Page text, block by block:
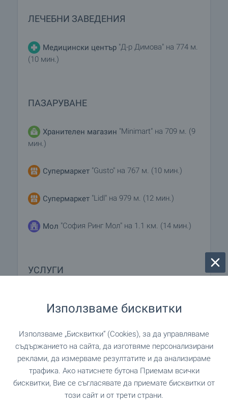
ЛЕЧЕБНИ ЗАВЕДЕНИЯ
Медицински център "Д-р Димова" на 774 м.
(10 мин.)
ПАЗАРУВАНЕ
Хранителен магазин "Minimart" на 709 м. (9
мин.)
Супермаркет "Gusto" на 767 м. (10 мин.)
Супермаркет "Lidl" на 979 м. (12 мин.)
Мол "София Ринг Мол" на 1.1 км. (14 мин.)
УСЛУГИ
"Еконт" на 811 м. (10 мин.)
Фризьорски салон"The Monopoly" на 950 м.
Използваме бисквитки
Използваме „Бисквитки“ (Cookies), за да управляваме
съдържанието на сайта, да изготвяме персонализирани
реклами, да измерваме резултатите и да анализираме
трафика. Ако натиснете бутона Приемам всички
бисквитки, Вие се съгласявате да приемате бисквитки от
този сайт и от трети страни.